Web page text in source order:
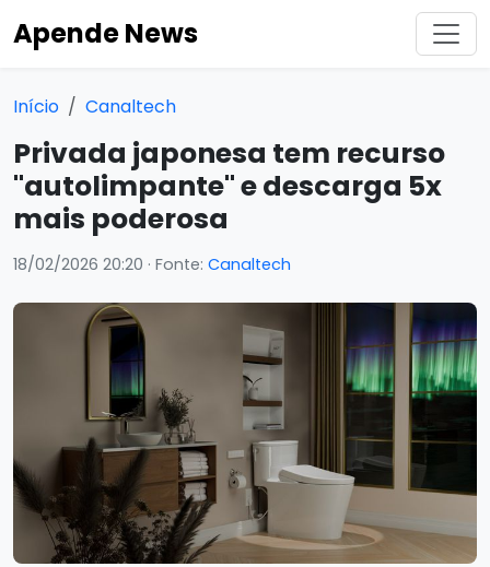
Apende News
Início Canaltech
Privada japonesa tem recurso
"autolimpante" e descarga 5x
mais poderosa
18/02/2026 20:20 · Fonte: Canaltech